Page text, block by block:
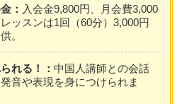
： 入会金9,800円、月会費3,000
ッスンは1回（60分）3,000円
。
れる！：中国人講師との会話
音や表現を身につけられま